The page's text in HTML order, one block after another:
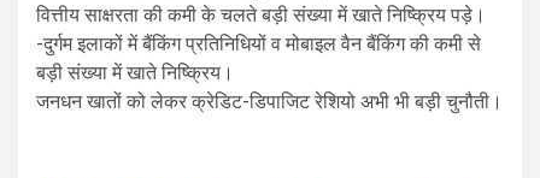
वित्तीय साक्षरता की कमी के चलते बड़ी संख्या में खाते निष्क्रिय पड़े।
-दुर्गम इलाकों में बैंकिंग प्रतिनिधियों व मोबाइल वैन बैंकिंग की कमी से
बड़ी संख्या में खाते निष्क्रिय।
जनधन खातों को लेकर क्रेडिट-डिपाजिट रेशियो अभी भी बड़ी चुनौती।